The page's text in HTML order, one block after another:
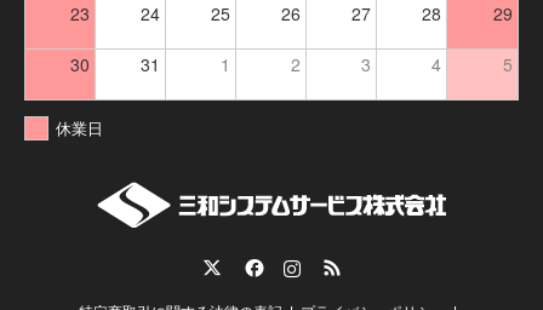
23 24 25 26 27 28 29
30 31 1 2 3 4 5
休業日
RSS